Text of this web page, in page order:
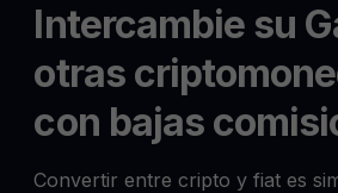
Intercambie su
otras
con bajas
Convertir entre cripto y fiat es